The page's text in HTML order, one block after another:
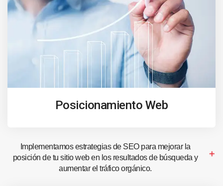
Posicionamiento Web
Implementamos estrategias de SEO para mejorar la
posición de tu sitio web en los resultados de búsqueda y
aumentar el tráfico orgánico.